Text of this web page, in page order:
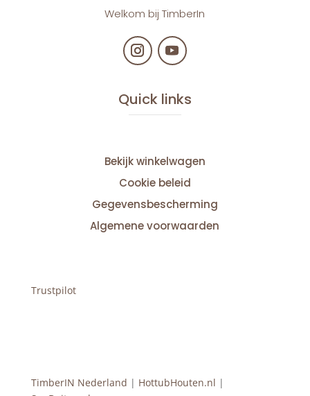
Welkom bij TimberIn
Quick links
Bekijk winkelwagen
Cookie beleid
Gegevensbescherming
Algemene voorwaarden
Trustpilot
TimberIN Nederland | HottubHouten.nl |